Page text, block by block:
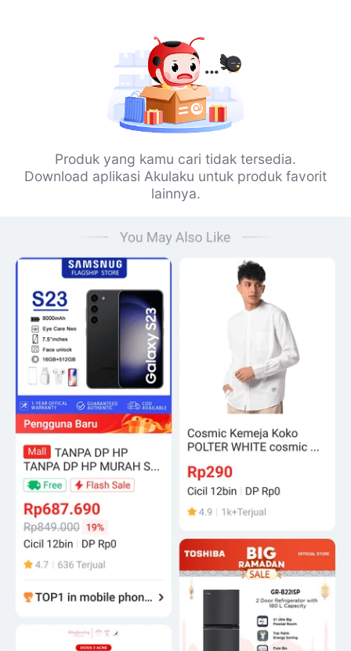
Produk yang kamu cari tidak tersedia.
Download aplikasi Akulaku untuk produk favorit
lainnya.